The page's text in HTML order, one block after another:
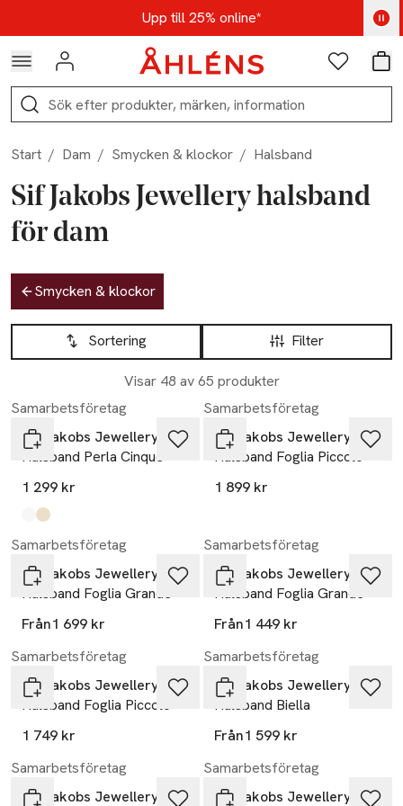
Hoppa till navigationsmenynUpp till 25% online*
Kod: AUG25 - Shoppa nu
Logga in Favoriter
Sök
Start / Dam / Smycken & klockor / Halsband
Sif Jakobs Jewellery halsband
för dam
Hoppa till produktsidan
Smycken & klockor
Hoppa till produktsidan
Filter
Sortering
Visar 48 av 65 produkter
Lista över produkter
Samarbetsföretag
Sif Jakobs Jewellery
Halsband Perla Cinque
1 299 kr
Produkten finns i färgerna:
925 sterling silver
18k gold plated
Samarbetsföretag
Sif Jakobs Jewellery
Halsband Foglia Piccolo
1 899 kr
Samarbetsföretag
Sif Jakobs Jewellery
Halsband Foglia Grande
Från1 699 kr
Samarbetsföretag
Sif Jakobs Jewellery
Halsband Foglia Grande
Från1 449 kr
Samarbetsföretag
Sif Jakobs Jewellery
Halsband Foglia Piccolo
1 749 kr
Samarbetsföretag
Sif Jakobs Jewellery
Halsband Biella
Från1 599 kr
Samarbetsföretag
Sif Jakobs Jewellery
Samarbetsföretag
Sif Jakobs Jewellery